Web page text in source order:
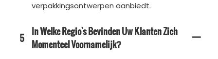
verpakkingsontwerpen aanbiedt.
5 In Welke Regio's Bevinden Uw Klanten Zich
Momenteel Voornamelijk?